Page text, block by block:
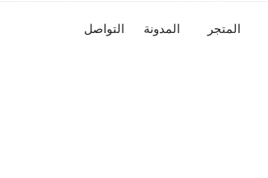
المتجر المدونة التواصل